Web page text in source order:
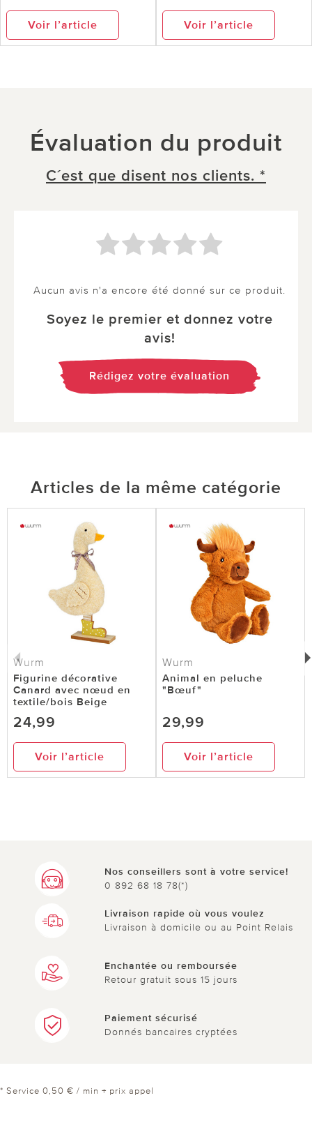
Voir l’article Voir l’article
Évaluation du produit
C´est que disent nos clients. *
Aucun avis n'a encore été donné sur ce produit.
Soyez le premier et donnez votre
avis!
Rédigez votre évaluation
Articles de la même catégorie
Wurm
Figurine décorative
Canard avec nœud en
textile/bois Beige
24,99
Voir l’article
Wurm
Animal en peluche
"Bœuf"
29,99
Voir l’article
Nos conseillers sont à votre service!
0 892 68 18 78(*)
Livraison rapide où vous voulez
Livraison à domicile ou au Point Relais
Enchantée ou remboursée
Retour gratuit sous 15 jours
Paiement sécurisé
Donnés bancaires cryptées
* Service 0,50 € / min + prix appel